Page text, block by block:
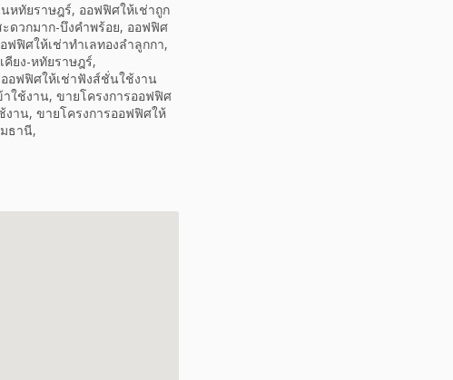
หทัยราษฎร์, ออฟฟิศให้เช่าถูก
ดวกมาก-บึงคำพร้อย, ออฟฟิศ
ฟิศให้เช่าทำเลทองลำลูกกา,
ยง-หทัยราษฎร์,
อฟฟิศให้เช่าฟังส์ชั่นใช้งาน
ใช้งาน, ขายโครงการออฟฟิศ
าน, ขายโครงการออฟฟิศให้
ธานี,